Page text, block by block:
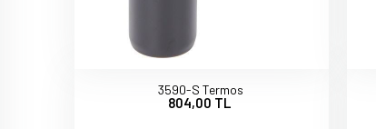
3590-S Termos
804,00 TL